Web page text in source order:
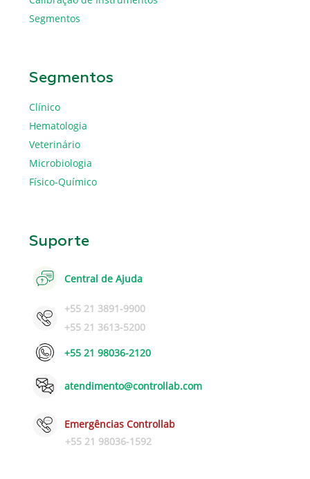
Segmentos
Segmentos
Clínico
Hematologia
Veterinário
Microbiologia
Físico-Químico
Suporte
Central de Ajuda
+55 21 3891-9900
+55 21 3613-5200
+55 21 98036-2120
atendimento@controllab.com
Emergências Controllab
+55 21 98036-1592